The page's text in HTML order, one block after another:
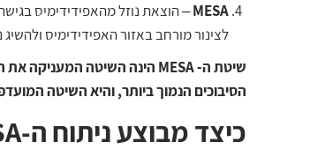
MESA– הוצאת נוזל מהאפידידימיס
לצינור מורחב באזור האפידידימיס ולהשיג
שיטת ה- MESA
הינה השיטה המעניקה את
הסיבוכים הנמוך ביותר, והיא השיטה
כיצד מבוצע ניתוח ה-MESA